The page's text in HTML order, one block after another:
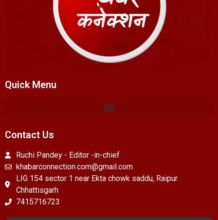
Quick Menu
Contact Us
Ruchi Pandey - Editor -in-chief
khabarconnection.com@gmail.com
LIG 154 sector 1 near Ekta chowk saddu, Raipur
Chhattisgarh
7415716723